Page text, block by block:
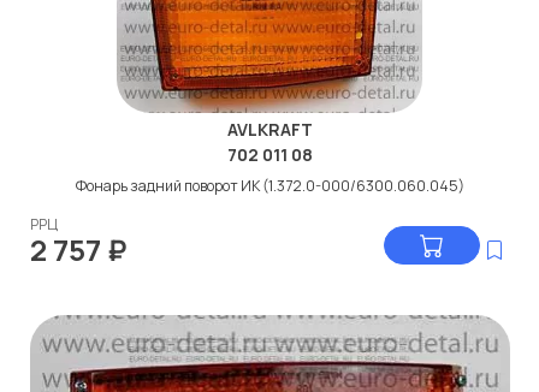
AVLKRAFT
702 011 08
Фонарь задний поворот ИК (1.372.0-000/6300.060.045)
РРЦ
2 757 ₽